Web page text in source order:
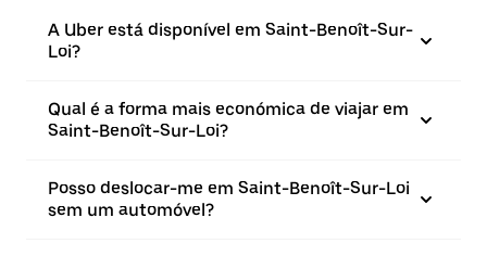
A Uber está disponível em Saint-Benoît-Sur-
Loi?
Qual é a forma mais económica de viajar em
Saint-Benoît-Sur-Loi?
Posso deslocar-me em Saint-Benoît-Sur-Loi
sem um automóvel?